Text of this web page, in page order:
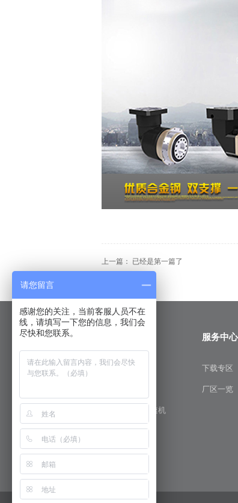
上一篇： 已经是第一篇了
精密行星减速机
SKM双曲面减速机
蜗轮蜗杆减速机
斜齿轮减速机
服务中心
下载专区
厂区一览
请您留言
感谢您的关注，当前客服人员不在
线，请填写一下您的信息，我们会
尽快和您联系。